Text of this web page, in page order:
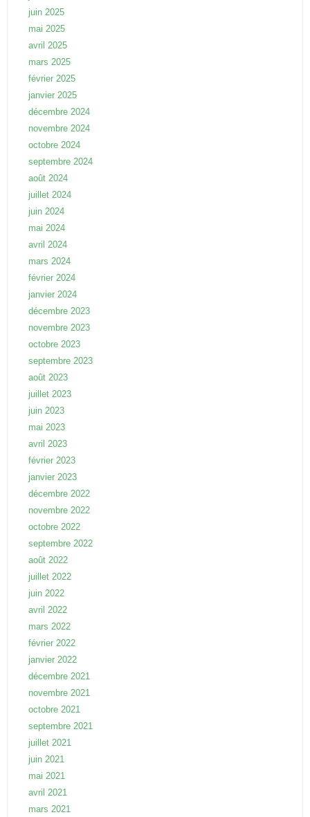
juin 2025
mai 2025
avril 2025
mars 2025
février 2025
janvier 2025
décembre 2024
novembre 2024
octobre 2024
septembre 2024
août 2024
juillet 2024
juin 2024
mai 2024
avril 2024
mars 2024
février 2024
janvier 2024
décembre 2023
novembre 2023
octobre 2023
septembre 2023
août 2023
juillet 2023
juin 2023
mai 2023
avril 2023
février 2023
janvier 2023
décembre 2022
novembre 2022
octobre 2022
septembre 2022
août 2022
juillet 2022
juin 2022
avril 2022
mars 2022
février 2022
janvier 2022
décembre 2021
novembre 2021
octobre 2021
septembre 2021
juillet 2021
juin 2021
mai 2021
avril 2021
mars 2021